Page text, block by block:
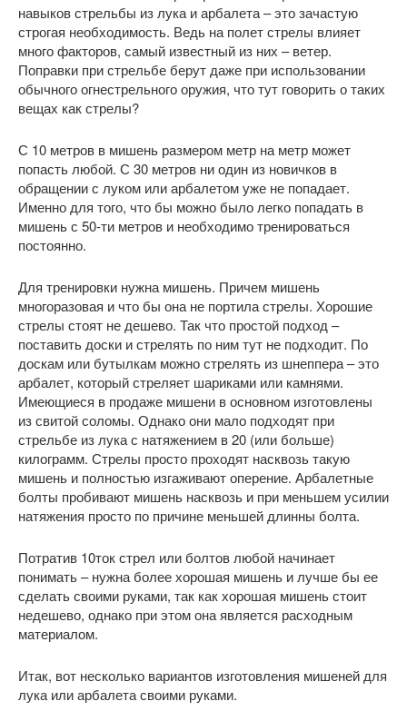
навыков стрельбы из лука и арбалета – это зачастую
строгая необходимость. Ведь на полет стрелы влияет
много факторов, самый известный из них – ветер.
Поправки при стрельбе берут даже при использовании
обычного огнестрельного оружия, что тут говорить о таких
вещах как стрелы?
С 10 метров в мишень размером метр на метр может
попасть любой. С 30 метров ни один из новичков в
обращении с луком или арбалетом уже не попадает.
Именно для того, что бы можно было легко попадать в
мишень с 50-ти метров и необходимо тренироваться
постоянно.
Для тренировки нужна мишень. Причем мишень
многоразовая и что бы она не портила стрелы. Хорошие
стрелы стоят не дешево. Так что простой подход –
поставить доски и стрелять по ним тут не подходит. По
доскам или бутылкам можно стрелять из шнеппера – это
арбалет, который стреляет шариками или камнями.
Имеющиеся в продаже мишени в основном изготовлены
из свитой соломы. Однако они мало подходят при
стрельбе из лука с натяжением в 20 (или больше)
килограмм. Стрелы просто проходят насквозь такую
мишень и полностью изгаживают оперение. Арбалетные
болты пробивают мишень насквозь и при меньшем усилии
натяжения просто по причине меньшей длинны болта.
Потратив 10ток стрел или болтов любой начинает
понимать – нужна более хорошая мишень и лучше бы ее
сделать своими руками, так как хорошая мишень стоит
недешево, однако при этом она является расходным
материалом.
Итак, вот несколько вариантов изготовления мишеней для
лука или арбалета своими руками.